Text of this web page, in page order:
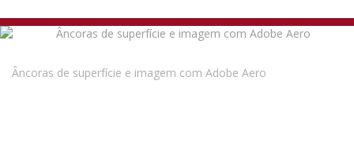
Âncoras de superfície e imagem com Adobe Aero